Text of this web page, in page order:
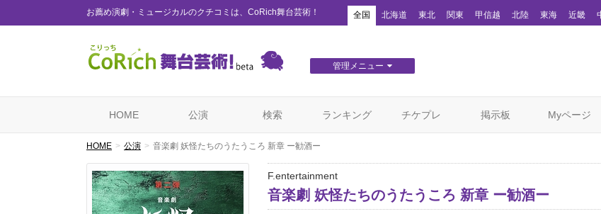
お薦め演劇・ミュージカルのクチコミは、CoRich舞台芸術！ 全国 北海道 東北 関東 甲信越 北陸 東海 近畿
管理メニュー
HOME 公演 検索 ランキング チケプレ 掲示板 Myページ
HOME 公演 音楽劇 妖怪たちのうたうころ 新章 ー勧酒ー
F.entertainment
音楽劇 妖怪たちのうたうころ 新章 ー勧酒ー